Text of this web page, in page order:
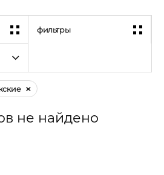
фильтры
не найдено